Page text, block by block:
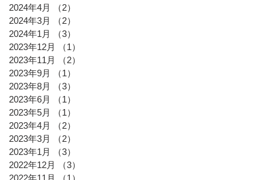
2024年4月
（2）
2024年3月
（2）
2024年1月
（3）
2023年12月
（1）
2023年11月
（2）
2023年9月
（1）
2023年8月
（3）
2023年6月
（1）
2023年5月
（1）
2023年4月
（2）
2023年3月
（2）
2023年1月
（3）
2022年12月
（3）
2022年11月
（1）